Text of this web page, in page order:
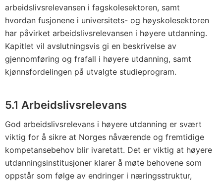
arbeidslivsrelevansen i fagskolesektoren, samt
hvordan fusjonene i universitets- og høyskolesektoren
har påvirket arbeidslivsrelevansen i høyere utdanning.
Kapitlet vil avslutningsvis gi en beskrivelse av
gjennomføring og frafall i høyere utdanning, samt
kjønnsfordelingen på utvalgte studieprogram.
5.1 Arbeidslivsrelevans
God arbeidslivsrelevans i høyere utdanning er svært
viktig for å sikre at Norges nåværende og fremtidige
kompetansebehov blir ivaretatt. Det er viktig at høyere
utdanningsinstitusjoner klarer å møte behovene som
oppstår som følge av endringer i næringsstruktur,